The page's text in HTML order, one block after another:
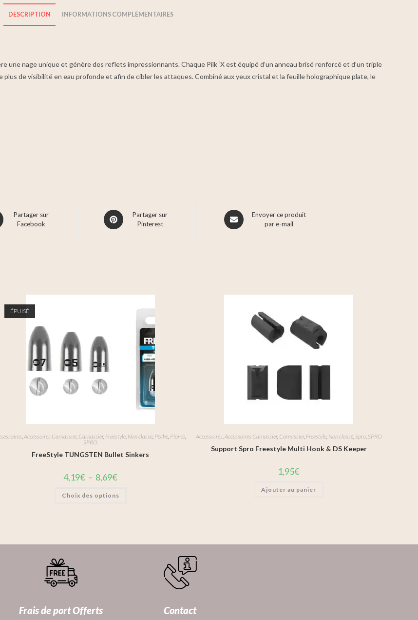
DESCRIPTION INFORMATIONS COMPLÉMENTAIRES
une nage unique et génère des reflets impressionnants. Chaque Pilk ‘X est équipé d’un anneau brisé renforcé et d’un triple
de visibilité en eau profonde et afin de cibler les attaques. Combiné aux yeux cristal et la feuille holographique plate, le
Partager sur
Facebook
Partager sur
Pinterest
Envoyer ce produit
par e-mail
ÉPUISÉ
,Accessoires Carnassier, Carnassier, Freestyle, Non classé, Pêche, Plomb,
SPRO
FreeStyle TUNGSTEN Bullet Sinkers
4,19€ – 8,69€
Choix des options
Accessoires,Accessoires Carnassier, Carnassier, Freestyle, Non classé, Spro, SPRO
Support Spro Freestyle Multi Hook & DS Keeper
1,95€
Ajouter au panier
Frais de port Offerts
Contact